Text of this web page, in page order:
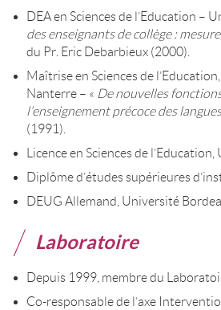
DEA en Sciences de l’Education –
des enseignants de collège :
du Pr. Eric Debarbieux (2000).
Maîtrise en Sciences de
Nanterre – « De nouvelles
l’enseignement précoce des
(1991).
Licence en Sciences de
Diplôme d’études supérieures
DEUG Allemand, Université
Laboratoire
Depuis 1999, membre du
Co-responsable de l’axe